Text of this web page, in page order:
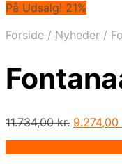
På Udsalg! 21%
Forside / Nyheder /
11.734,00kr. Den
9.274,00